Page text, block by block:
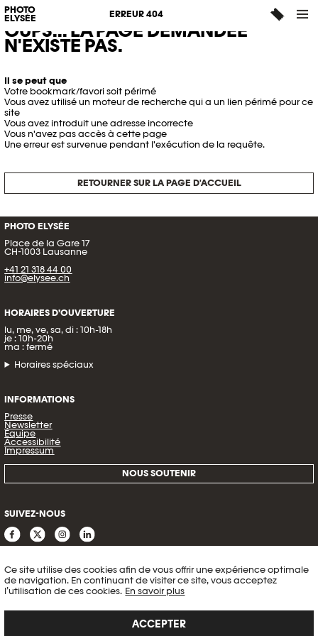
Ce site utilise des cookies afin de vous offrir une expérience optimale
de navigation. En continuant de visiter ce site, vous acceptez
l’utilisation de ces cookies. En savoir plus
ACCEPTER
PHOTO
ELYSÉE
ERREUR 404
OUPS... LA PAGE DEMANDÉE
N'EXISTE PAS.
Il se peut que
Votre bookmark/favori soit périmé
Vous avez utilisé un moteur de recherche qui a un lien périmé pour ce
site
Vous avez introduit une adresse incorrecte
Vous n'avez pas accès à cette page
Une erreur est survenue pendant l'exécution de la requête.
RETOURNER SUR LA PAGE D'ACCUEIL
PHOTO ELYSÉE
Place de la Gare 17
CH-1003 Lausanne
+41 21 318 44 00
info@elysee.ch
HORAIRES D’OUVERTURE
lu, me, ve, sa, di : 10h-18h
je : 10h-20h
ma : fermé
Horaires spéciaux
INFORMATIONS
Presse
Newsletter
Équipe
Accessibilité
Impressum
NOUS SOUTENIR
SUIVEZ-NOUS